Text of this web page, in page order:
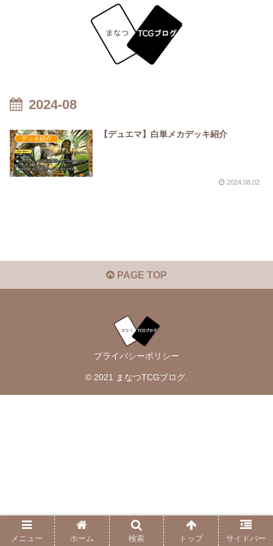
2024-08
デッキ紹介 【デュエマ】白単メカデッキ紹介
2024.08.02
PAGE TOP
プライバシーポリシー
© 2021 まなつTCGブログ.
メニュー ホーム 検索 トップ サイドバー